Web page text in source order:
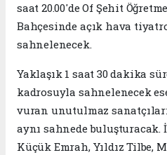
saat 20.00'de Of Şehit
Bahçesinde açık hava
sahnelenecek.
Yaklaşık 1 saat 30 dakika
kadrosuyla sahnelenecek
vuran unutulmaz
aynı sahnede buluşturacak.
Küçük Emrah, Yıldız Tilbe,